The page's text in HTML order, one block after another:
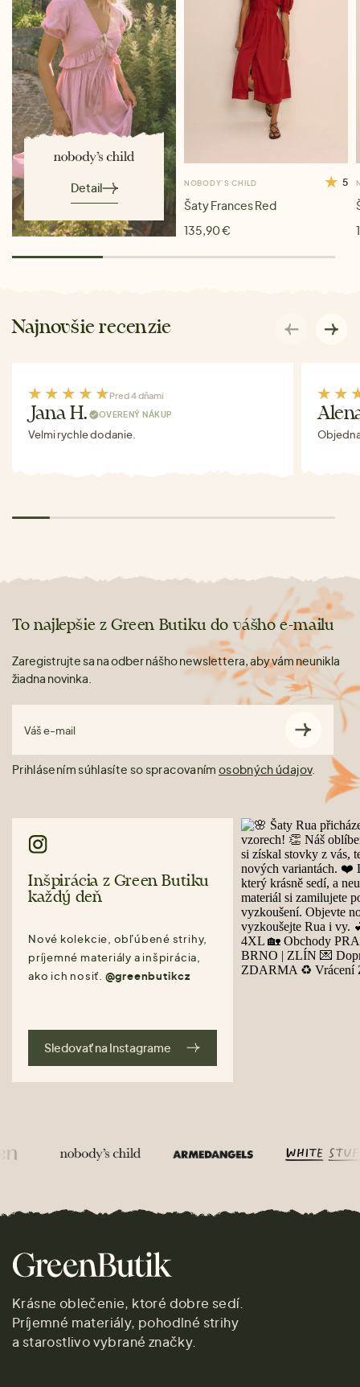
Detail NOBODY'S CHILD 5
Šaty Frances Red
135,90 €
Najnovšie recenzie
Pred 4 dňami
Jana H. OVERENÝ NÁKUP
Velmi rychle dodanie.
To najlepšie z Green Butiku do vášho e-mailu
Zaregistrujte sa na odber nášho newslettera, aby vám neunikla
žiadna novinka.
Váš e-mail
Prihlásením súhlasíte so spracovaním osobných údajov.
Inšpirácia z Green Butiku
každý deň
Nové kolekcie, obľúbené strihy,
príjemné materiály a inšpirácia,
ako ich nosiť. @greenbutikcz
Sledovať na Instagrame
Krásne oblečenie, ktoré dobre sedí.
Príjemné materiály, pohodlné strihy
a starostlivo vybrané značky.